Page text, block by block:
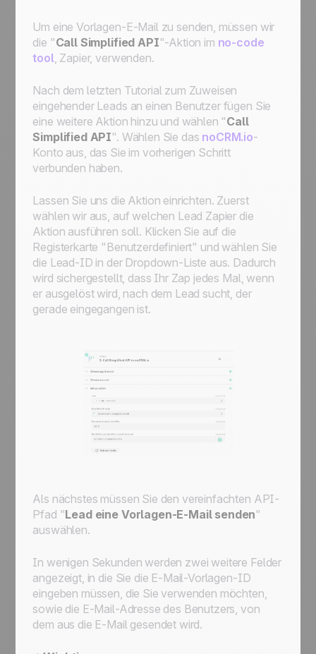
Um eine Vorlagen-E-Mail zu senden, müssen wir
die "Call Simplified API"-Aktion im no-code
tool, Zapier, verwenden.
Nach dem letzten Tutorial zum Zuweisen
eingehender Leads an einen Benutzer fügen Sie
eine weitere Aktion hinzu und wählen "Call
Simplified API". Wählen Sie das noCRM.io-
Konto aus, das Sie im vorherigen Schritt
verbunden haben.
Lassen Sie uns die Aktion einrichten. Zuerst
wählen wir aus, auf welchen Lead Zapier die
Aktion ausführen soll. Klicken Sie auf die
Registerkarte "Benutzerdefiniert" und wählen Sie
die Lead-ID in der Dropdown-Liste aus. Dadurch
wird sichergestellt, dass Ihr Zap jedes Mal, wenn
er ausgelöst wird, nach dem Lead sucht, der
gerade eingegangen ist.
Als nächstes müssen Sie den vereinfachten API-
Pfad "Lead eine Vorlagen-E-Mail senden"
auswählen.
In wenigen Sekunden werden zwei weitere Felder
angezeigt, in die Sie die E-Mail-Vorlagen-ID
eingeben müssen, die Sie verwenden möchten,
sowie die E-Mail-Adresse des Benutzers, von
dem aus die E-Mail gesendet wird.